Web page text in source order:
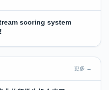
scoring system
更多 →